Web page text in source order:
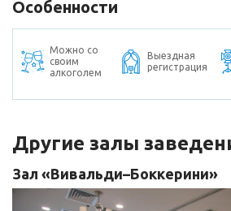
Особенности
Можно со
своим
алкоголем
Выездная
регистрация
Другие залы
Зал «Вивальди–Боккерини»